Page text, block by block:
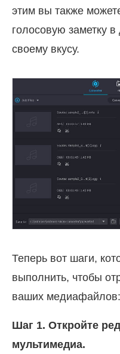
этим вы также
голосовую заметку
своему вкусу.
Теперь вот шаги,
выполнить, чтобы
ваших медиафайлов:
Шаг 1. Откройте
мультимедиа.